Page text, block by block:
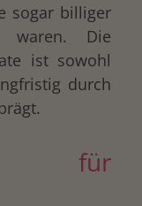
sogar billiger
waren. Die
ist sowohl
durch
für